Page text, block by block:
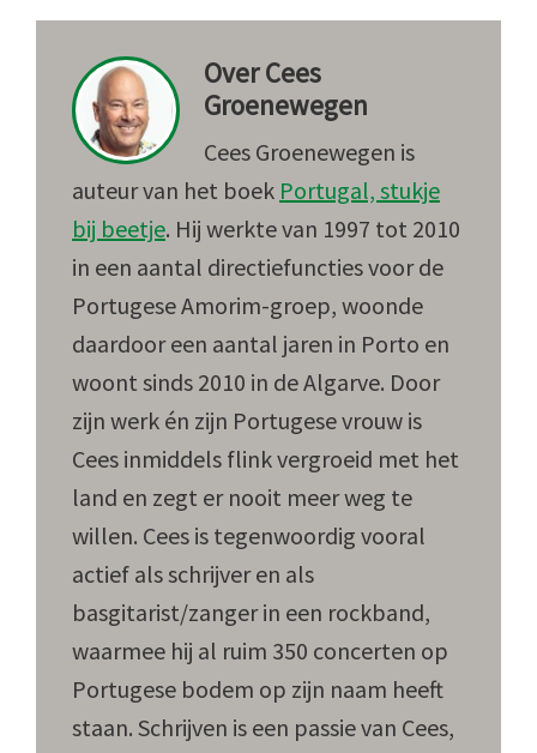
OverCees
Groenewegen
Cees Groenewegen is
auteur van het boek Portugal, stukje
bij beetje. Hij werkte van 1997 tot 2010
in een aantal directiefuncties voor de
Portugese Amorim-groep, woonde
daardoor een aantal jaren in Porto en
woont sinds 2010 in de Algarve. Door
zijn werk én zijn Portugese vrouw is
Cees inmiddels flink vergroeid met het
land en zegt er nooit meer weg te
willen. Cees is tegenwoordig vooral
actief als schrijver en als
basgitarist/zanger in een rockband,
waarmee hij al ruim 350 concerten op
Portugese bodem op zijn naam heeft
staan. Schrijven is een passie van Cees,